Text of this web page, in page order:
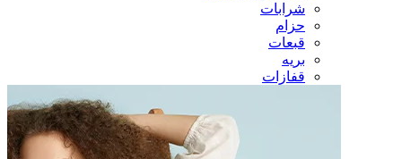
شرابات
حزام
قبعات
بريه
قفازات